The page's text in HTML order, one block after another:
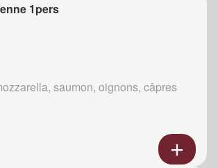
1pers
saumon, oignons, câpres